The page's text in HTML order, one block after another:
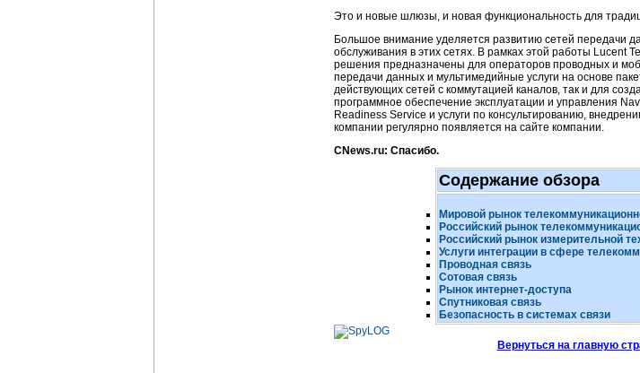
Это и новые шлюзы, и новая функциональность для
Большое внимание уделяется развитию сетей передачи
обслуживания в этих сетях. В рамках этой работы Lucent
решения предназначены для операторов проводных и
передачи данных и мультимедийные услуги на основе
действующих сетей с коммутацией каналов, так и для
программное обеспечение эксплуатации и управления
Readiness Service и услуги по консультированию,
компании регулярно появляется на сайте компании.
CNews.ru: Спасибо.
Содержание обзора
Мировой рынок
Российский рынок
Российский рынок измерительной
Услуги интеграции в сфере
Проводная связь
Сотовая связь
Рынок интернет-доступа
Спутниковая связь
Безопасность в системах связи
Вернуться на главную